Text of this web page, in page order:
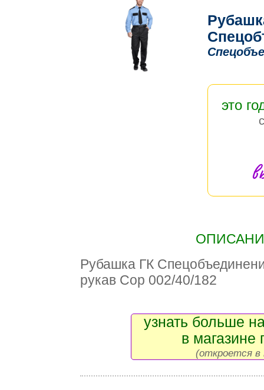
это
Рубашка ГК
рукав Сор 002/40/182
узнать больше
в магазине
(откроется в